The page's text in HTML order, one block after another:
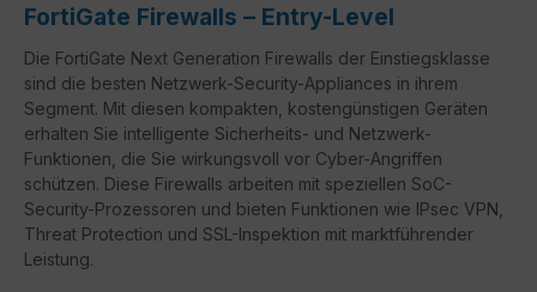
FortiGate Firewalls – Entry-Level
Die FortiGate Next Generation Firewalls der Einstiegsklasse
sind die besten Netzwerk-Security-Appliances in ihrem
Segment. Mit diesen kompakten, kostengünstigen Geräten
erhalten Sie intelligente Sicherheits- und Netzwerk-
Funktionen, die Sie wirkungsvoll vor Cyber-Angriffen
schützen. Diese Firewalls arbeiten mit speziellen SoC-
Security-Prozessoren und bieten Funktionen wie IPsec VPN,
Threat Protection und SSL-Inspektion mit marktführender
Leistung.